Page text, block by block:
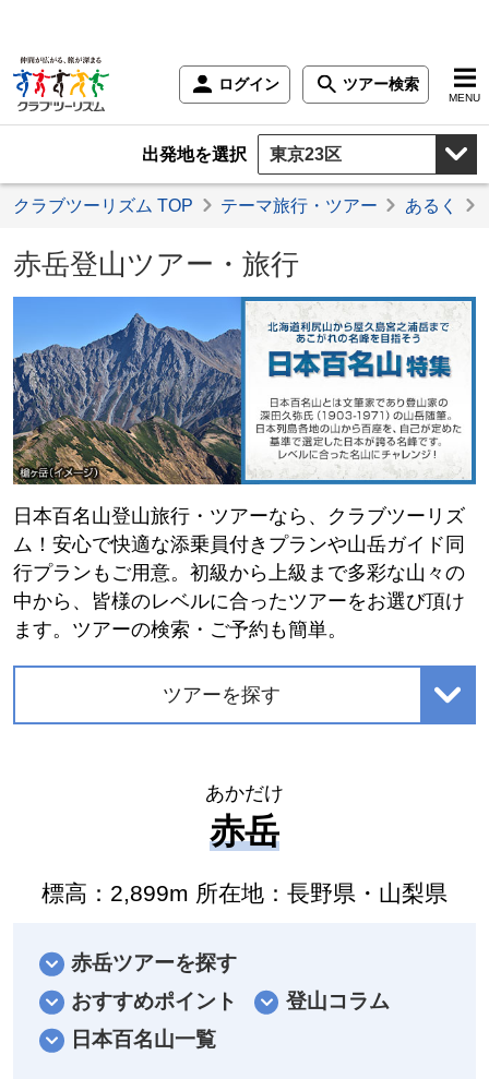
ログイン ツアー検索
MENU
出発地を選択
クラブツーリズム TOP テーマ旅行・ツアー あるく
赤岳登山ツアー・旅行
日本百名山登山旅行・ツアーなら、クラブツーリズ
ム！安心で快適な添乗員付きプランや山岳ガイド同
行プランもご用意。初級から上級まで多彩な山々の
中から、皆様のレベルに合ったツアーをお選び頂け
ます。ツアーの検索・ご予約も簡単。
ツアーを探す
あかだけ
赤岳
標高：2,899m 所在地：長野県・山梨県
赤岳ツアーを探す
おすすめポイント
登山コラム
日本百名山一覧